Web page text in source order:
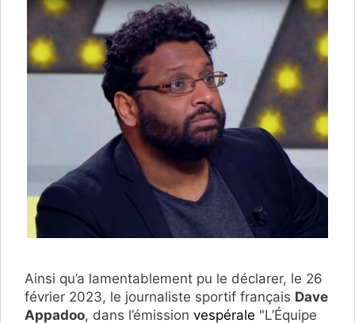
Ainsi qu’a lamentablement pu le déclarer, le 26
février 2023, le journaliste sportif français Dave
Appadoo, dans l’émission vespérale "L’Équipe